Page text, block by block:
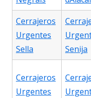
Cerrajeros
Urgentes
Sella
Senija
Cerrajeros
Urgentes